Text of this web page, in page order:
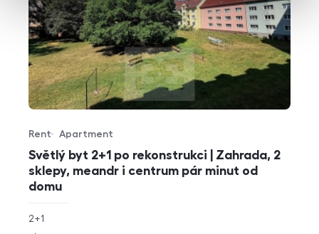
Světlý byt 2+1 po rekonstrukci | Zahrada, 2
sklepy, meandr i centrum pár minut od
domu
Offer type
Rent
Property type
Apartment
rozměry
2+1